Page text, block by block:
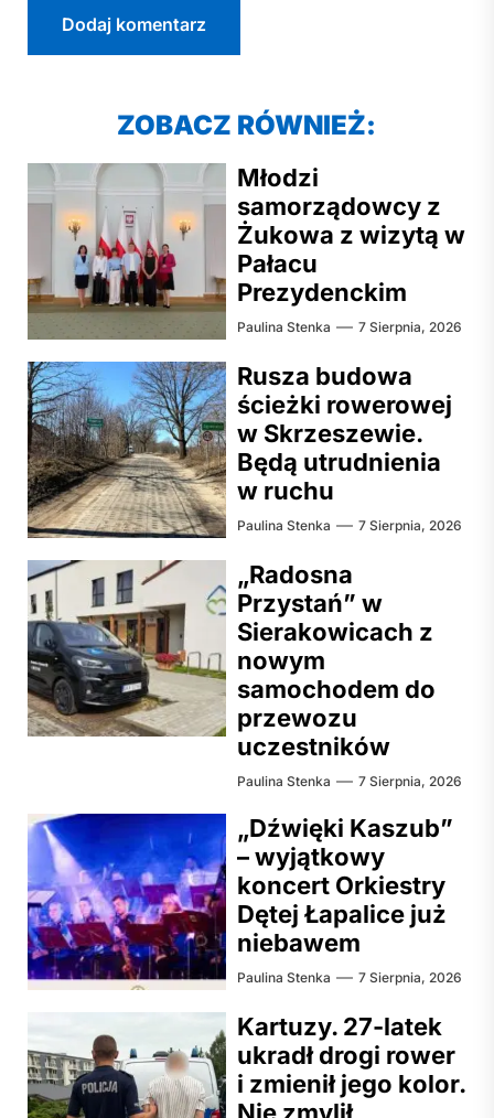
ZOBACZ RÓWNIEŻ:
Młodzi
samorządowcy z
Żukowa z wizytą w
Pałacu
Prezydenckim
Paulina Stenka 7 Sierpnia, 2026
Rusza budowa
ścieżki rowerowej
w Skrzeszewie.
Będą utrudnienia
w ruchu
Paulina Stenka 7 Sierpnia, 2026
„Radosna
Przystań” w
Sierakowicach z
nowym
samochodem do
przewozu
uczestników
Paulina Stenka 7 Sierpnia, 2026
„Dźwięki Kaszub”
– wyjątkowy
koncert Orkiestry
Dętej Łapalice już
niebawem
Paulina Stenka 7 Sierpnia, 2026
Kartuzy. 27-latek
ukradł drogi rower
i zmienił jego kolor.
Nie zmylił